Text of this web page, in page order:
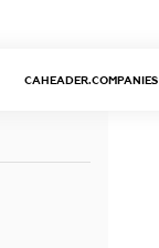
CAHEADER.COMPANIES